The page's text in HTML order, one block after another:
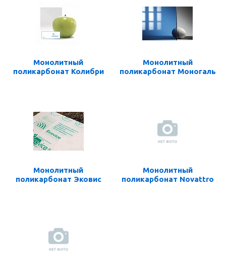
Монолитный
поликарбонат Колибри
Монолитный
поликарбонат Моногаль
Монолитный
поликарбонат Эковис
Монолитный
поликарбонат Novattro